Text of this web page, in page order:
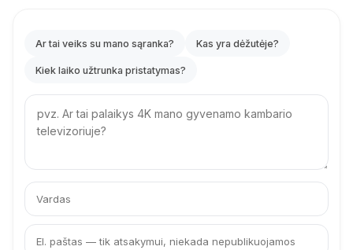
Ar tai veiks su mano sąranka? Kas yra dėžutėje?
Kiek laiko užtrunka pristatymas?
question
Jūsų
vardas
Jūsų
paštas